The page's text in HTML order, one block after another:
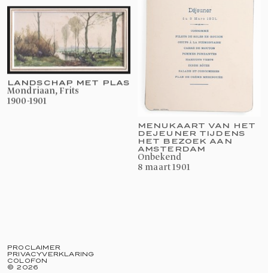
LANDSCHAP MET PLAS
Mondriaan, Frits
1900-1901
DEJEUNER TIJDENS
HET BEZOEK AAN
AMSTERDAM
onbekend
8 maart 1901
PROCLAIMER
PRIVACYVERKLARING
COLOFON
©2026